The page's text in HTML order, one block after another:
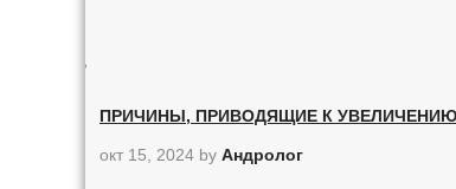
ПРИЧИНЫ, ПРИВОДЯЩИЕ К
окт 15, 2024 by Андролог